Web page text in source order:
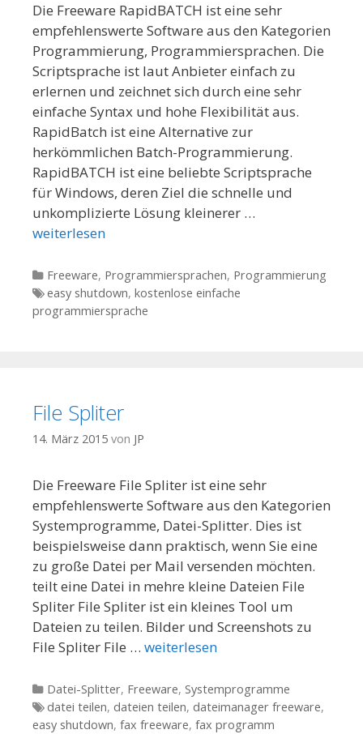
Die Freeware RapidBATCH ist eine sehr
empfehlenswerte Software aus den Kategorien
Programmierung, Programmiersprachen. Die
Scriptsprache ist laut Anbieter einfach zu
erlernen und zeichnet sich durch eine sehr
einfache Syntax und hohe Flexibilität aus.
RapidBatch ist eine Alternative zur
herkömmlichen Batch-Programmierung.
RapidBATCH ist eine beliebte Scriptsprache
für Windows, deren Ziel die schnelle und
unkomplizierte Lösung kleinerer …
weiterlesen
Kategorien
Freeware, Programmiersprachen, Programmierung
Tags
easy shutdown, kostenlose einfache
programmiersprache
File Spliter
14. März 2015 von JP
Die Freeware File Spliter ist eine sehr
empfehlenswerte Software aus den Kategorien
Systemprogramme, Datei-Splitter. Dies ist
beispielsweise dann praktisch, wenn Sie eine
zu große Datei per Mail versenden möchten.
teilt eine Datei in mehre kleine Dateien File
Spliter File Spliter ist ein kleines Tool um
Dateien zu teilen. Bilder und Screenshots zu
File Spliter File … weiterlesen
Kategorien
Datei-Splitter, Freeware, Systemprogramme
Tags
datei teilen, dateien teilen, dateimanager freeware,
easy shutdown, fax freeware, fax programm